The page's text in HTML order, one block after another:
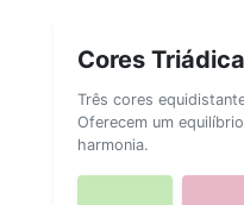
Cores
Três cores
Oferecem um
harmonia.